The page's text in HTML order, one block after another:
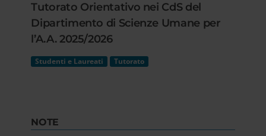
Tutorato Orientativo nei CdS del
Dipartimento di Scienze Umane per
l’A.A. 2025/2026
Studenti e Laureati Tutorato
NOTE